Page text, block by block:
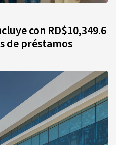
con RD$10,349.6
de préstamos